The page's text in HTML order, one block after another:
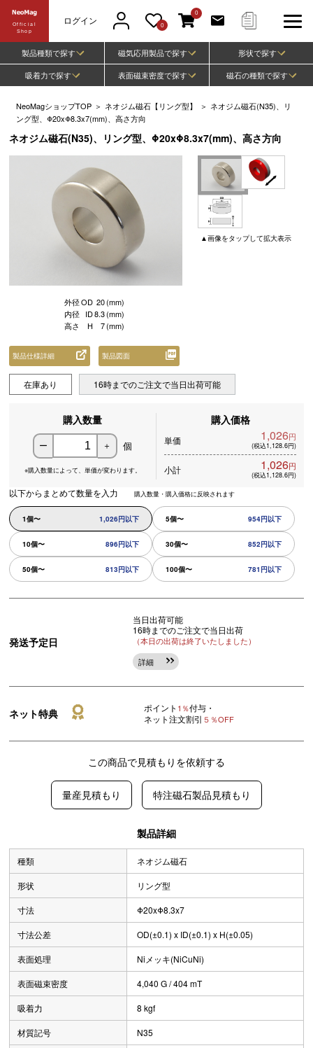
Official
Shop
ログイン 0
0
製品種類で探す 磁気応用製品で探す
形状で探す
吸着力で探す
表面磁束密度で探す 磁石の種類で探す
NeoMagショップTOP ＞ ネオジム磁石【リング型】 ＞ ネオジム磁石(N35)、リ
ング型、Φ20xΦ8.3x7(mm)、高さ方向
ネオジム磁石(N35)、リング型、Φ20xΦ8.3x7(mm)、高さ方向
▲画像をタップして拡大表示
外径OD 20(mm)
内径 ID8.3(mm)
高さ
H 7(mm)
製品仕様詳細 製品図面
在庫あり 16時までのご注文で当日出荷可能
購入数量
ー ＋ 個
※購入数量によって、 単価が変わります。
購入価格
単価 1,026円
(税込1,128.6円)
小計 1,026円
(税込1,128.6円)
以下からまとめて数量を入力 購入数量・購入価格に反映されます
1個〜 1,026円以下 5個〜 954円以下
10個〜 896円以下 30個〜 852円以下
50個〜 813円以下 100個〜 781円以下
発送予定日
当日出荷可能
16時までのご注文で当日出荷
（本日の出荷は終了いたしました）
詳細
ネット特典 ポイント 1％付与・
ネット注文割引 ５％OFF
この商品で見積もりを依頼する
量産見積もり 特注磁石製品見積もり
製品詳細
種類 ネオジム磁石
形状 リング型
寸法 Φ20xΦ8.3x7
寸法公差 OD(±0.1) x ID(±0.1) x H(±0.05)
表面処理 Niメッキ(NiCuNi)
表面磁束密度 4,040 G / 404 mT
吸着力 8 kgf
材質記号 N35